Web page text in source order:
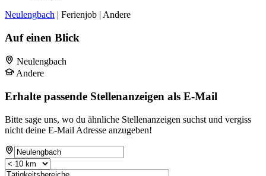
Neulengbach | Ferienjob | Andere
Auf einen Blick
Neulengbach
Andere
Erhalte passende Stellenanzeigen als E-Mail
Bitte sage uns, wo du ähnliche Stellenanzeigen suchst und vergiss
nicht deine E-Mail Adresse anzugeben!